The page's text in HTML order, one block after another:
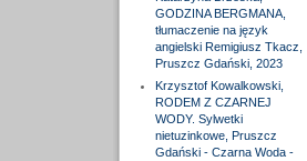
GODZINA BERGMANA,
tłumaczenie na język
angielski Remigiusz Tkacz,
Pruszcz Gdański, 2023
Krzysztof Kowalkowski,
RODEM Z CZARNEJ
WODY. Sylwetki
nietuzinkowe, Pruszcz
Gdański - Czarna Woda -